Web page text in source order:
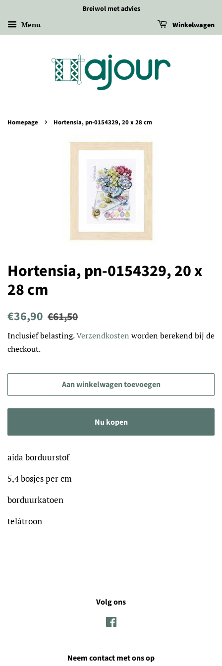
Breiwol met advies
Menu Winkelwagen
Homepage › Hortensia, pn-0154329, 20 x 28 cm
Hortensia, pn-0154329, 20 x
28 cm
Normale
€36,90 Aanbiedingsprijs
€61,50
Inclusief belasting.Verzendkosten worden berekend bij de
checkout.
Aan winkelwagen toevoegen
Nu kopen
aida borduurstof
5,4 bosjes per cm
borduurkatoen
telâtroon
Volg ons
Neem contact met ons op